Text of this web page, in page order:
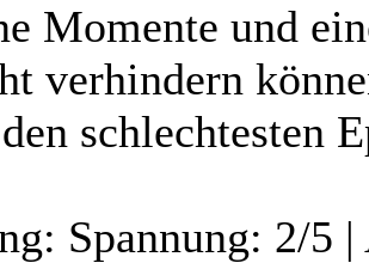
Momente und
verhindern
schlechtesten
Spannung: 2/5